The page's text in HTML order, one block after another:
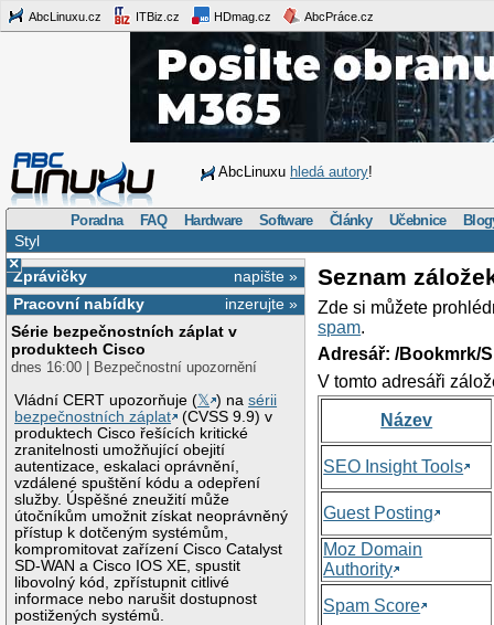
AbcLinuxu.cz ITBiz.cz HDmag.cz AbcPráce.cz
AbcLinuxu hledá autory!
Poradna FAQ Hardware Software Články Učebnice
Styl
×
napište »
Zprávičky
inzerujte »
Pracovní nabídky
Série bezpečnostních záplat v
produktech Cisco
dnes 16:00 | Bezpečnostní upozornění
Vládní CERT upozorňuje (𝕏 ) nasérii
bezpečnostních záplat
(CVSS 9.9) v
produktech Cisco řešících kritické
zranitelnosti umožňující obejití
autentizace, eskalaci oprávnění,
vzdálené spuštění kódu a odepření
služby. Úspěšné zneužití může
útočníkům umožnit získat neoprávněný
přístup k dotčeným systémům,
kompromitovat zařízení Cisco Catalyst
SD-WAN a Cisco IOS XE, spustit
libovolný kód, zpřístupnit citlivé
informace nebo narušit dostupnost
postižených systémů.
Seznam
Zde si můžete
spam.
Adresář: /Bookmrk/
V tomto adresáři
Název
SEO Insight Tools
Guest Posting
Moz Domain
Authority
Spam Score